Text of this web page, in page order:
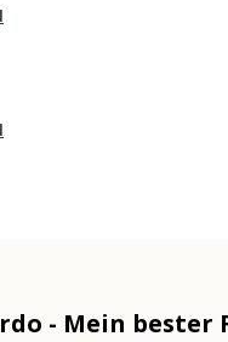
- Mein bester